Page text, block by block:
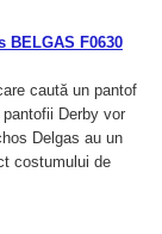
BELGAS F0630
caută un pantof
Derby vor
Delgas au un
costumului de